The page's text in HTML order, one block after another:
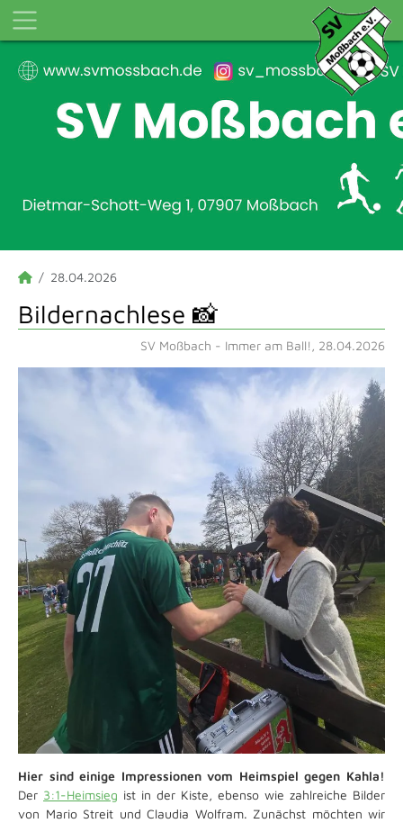
28.04.2026
Bildernachlese 📸
SV Moßbach - Immer am Ball!, 28.04.2026
Hier sind einige Impressionen vom Heimspiel gegen Kahla!
Der 3:1-Heimsieg ist in der Kiste, ebenso wie zahlreiche Bilder
von Mario Streit und Claudia Wolfram. Zunächst möchten wir